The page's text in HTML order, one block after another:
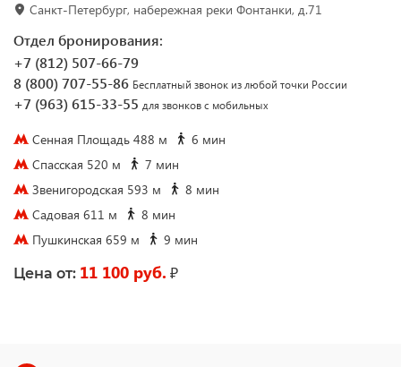
Санкт-Петербург, набережная реки Фонтанки, д.71
Отдел бронирования:
+7 (812) 507-66-79
8 (800) 707-55-86 Бесплатный звонок из любой точки России
+7 (963) 615-33-55 для звонков с мобильных
Сенная Площадь 488 м
6 мин
Спасская 520 м
7 мин
Звенигородская 593 м
8 мин
Садовая 611 м
8 мин
Пушкинская 659 м
9 мин
Цена от: 11 100 руб. ₽